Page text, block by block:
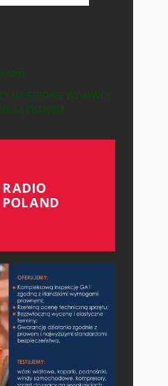
NA STRONIE WYDAWCY
SĄ PRAWEM